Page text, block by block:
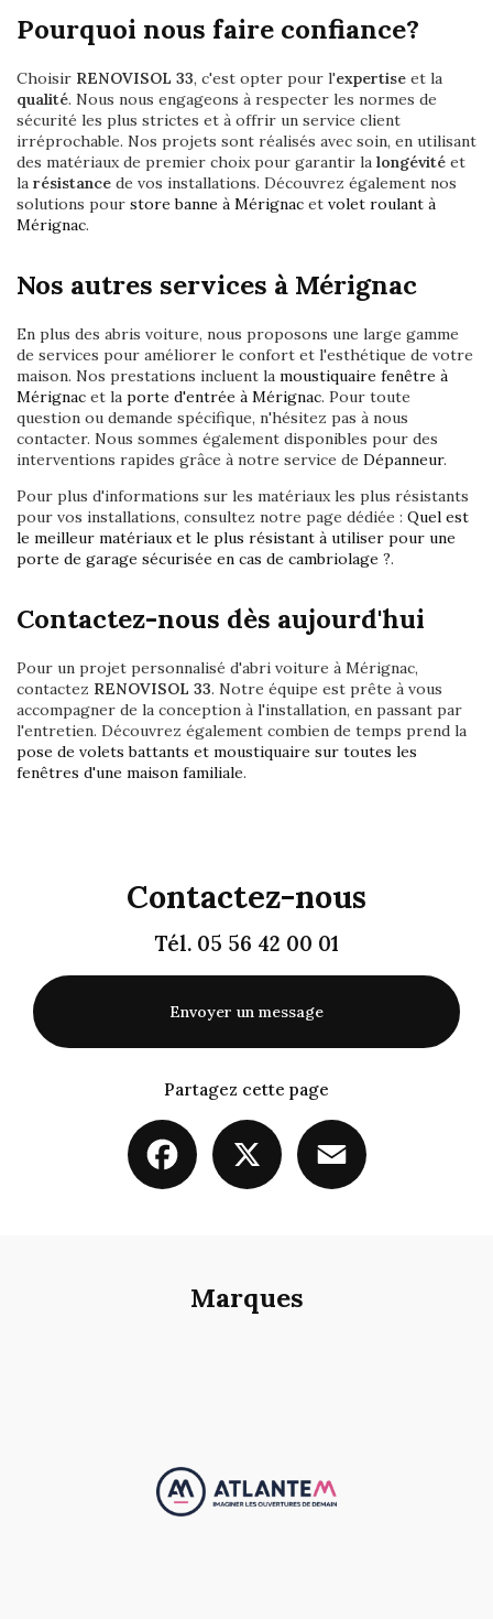
Pourquoi nous faire confiance?
Choisir RENOVISOL 33, c'est opter pour l'expertise et la
qualité. Nous nous engageons à respecter les normes de
sécurité les plus strictes et à offrir un service client
irréprochable. Nos projets sont réalisés avec soin, en utilisant
des matériaux de premier choix pour garantir la longévité et
la résistance de vos installations. Découvrez également nos
solutions pour store banne à Mérignac et volet roulant à
Mérignac.
Nos autres services à Mérignac
En plus des abris voiture, nous proposons une large gamme
de services pour améliorer le confort et l'esthétique de votre
maison. Nos prestations incluent la moustiquaire fenêtre à
Mérignac et la porte d'entrée à Mérignac. Pour toute
question ou demande spécifique, n'hésitez pas à nous
contacter. Nous sommes également disponibles pour des
interventions rapides grâce à notre service de Dépanneur.
Pour plus d'informations sur les matériaux les plus résistants
pour vos installations, consultez notre page dédiée : Quel est
le meilleur matériaux et le plus résistant à utiliser pour une
porte de garage sécurisée en cas de cambriolage ?.
Contactez-nous dès aujourd'hui
Pour un projet personnalisé d'abri voiture à Mérignac,
contactez RENOVISOL 33. Notre équipe est prête à vous
accompagner de la conception à l'installation, en passant par
l'entretien. Découvrez également combien de temps prend la
pose de volets battants et moustiquaire sur toutes les
fenêtres d'une maison familiale.
Contactez-nous
Tél. 05 56 42 00 01
Envoyer un message
Partagez cette page
Facebook
Marques